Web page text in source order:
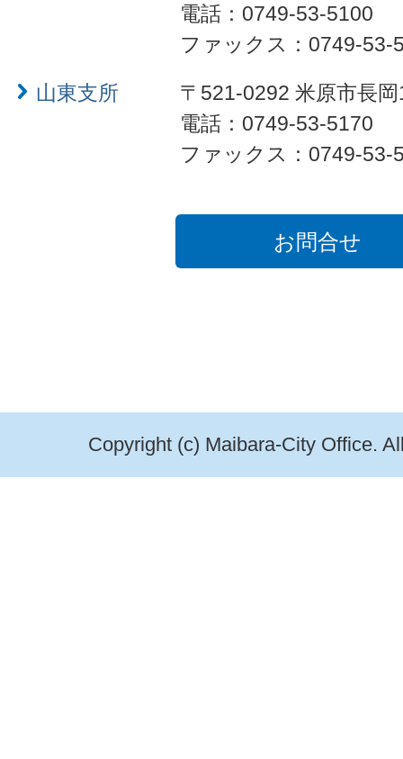
電話：0749-53-5100
ファックス：0749-53-
山東支所
〒521-0292 米原市長
電話：0749-53-5170
ファックス：0749-53-
お問合せ
Copyright (c) Maibara-City Office.